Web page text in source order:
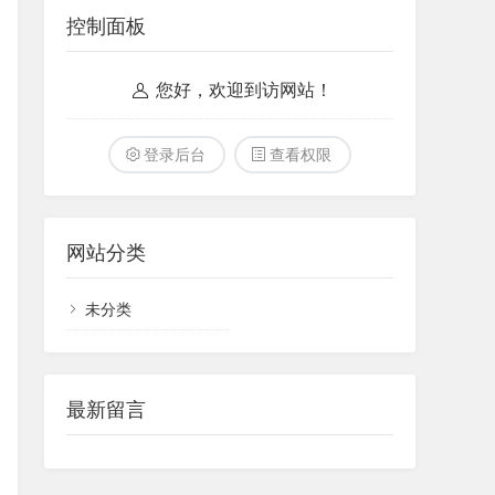
控制面板
您好，欢迎到访网站！
登录后台 查看权限
网站分类
未分类
最新留言